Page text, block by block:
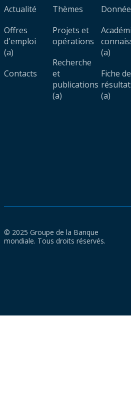
Actualité
Offres
d'emploi
(a)
Contacts
Thèmes
Projets et
opérations
Recherche
et
publications
(a)
(a)
Fiche de
(a)
© 2025 Groupe de la Banque
mondiale. Tous droits réservés.